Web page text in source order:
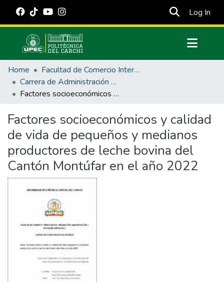
Log In
Communities & Collections
All of DSpace
Statistics
Estadísticas Externas
Manuales
Home
Facultad de Comercio Internacional, Integración, Administración y Economía Empresarial
Carrera de Administración de Empresas y Marketing
Factores socioeconómicos y calidad de vida de pequeños y medianos productores de leche bovina del Cantón Montúfar en el año 2022
Factores socioeconómicos y calidad
de vida de pequeños y medianos
productores de leche bovina del
Cantón Montúfar en el año 2022